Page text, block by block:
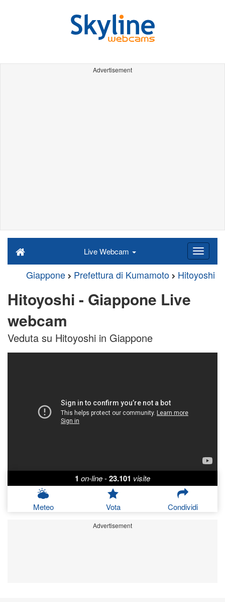
Advertisement
Live Webcam
Giappone Prefettura di Kumamoto Hitoyoshi
Hitoyoshi - Giappone Live
webcam
Veduta su Hitoyoshi in Giappone
1 on-line-23.101 visite
Meteo Vota Condividi
Advertisement